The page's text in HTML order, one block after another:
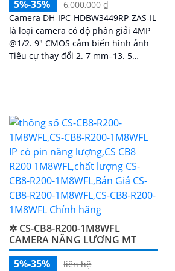
5%-35%
6,000,000 ₫
Camera DH-IPC-HDBW3449RP-ZAS-IL
là loại camera có độ phân giải 4MP
@1/2. 9" CMOS cảm biến hình ảnh
Tiêu cự thay đổi 2. 7 mm–13. 5
✲ CS-CB8-R200-1M8WFL
CAMERA NĂNG LƯƠNG MT
5%-35%
liên hệ